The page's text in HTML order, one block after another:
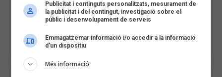
Publicitat i continguts personalitzats, mesurament de
la publicitat i del contingut, investigació sobre el
públic i desenvolupament de serveis
Emmagatzemar informació i/o accedir a la informació
d’un dispositiu
Més informació